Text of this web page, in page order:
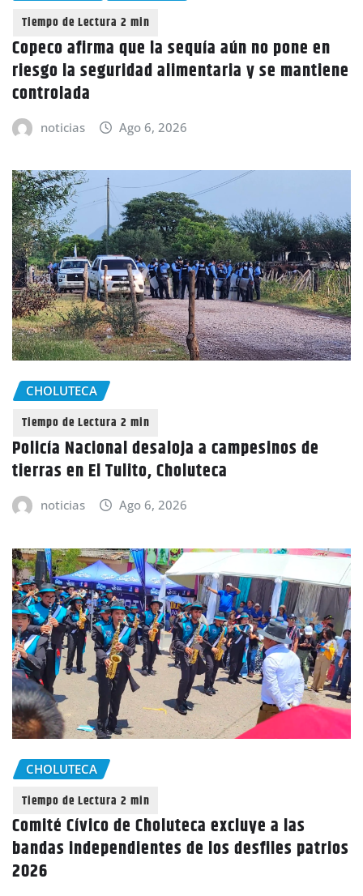
Copeco afirma que la sequía aún no pone en
riesgo la seguridad alimentaria y se mantiene
controlada
noticias Ago 6, 2026
CHOLUTECA
Policía Nacional desaloja a campesinos de
tierras en El Tulito, Choluteca
noticias Ago 6, 2026
CHOLUTECA
Comité Cívico de Choluteca excluye a las
bandas independientes de los desfiles patrios
2026